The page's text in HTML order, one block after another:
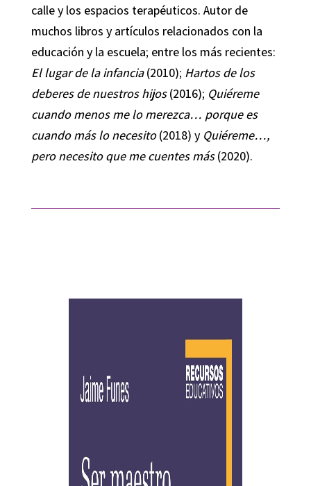
calle y los espacios terapéuticos. Autor de
muchos libros y artículos relacionados con la
educación y la escuela; entre los más recientes:
El lugar de la infancia(2010); Hartos de los
deberes de nuestros hijos(2016); Quiéreme
cuando menos me lo merezca… porque es
cuando más lo necesito(2018) y Quiéreme…,
pero necesito que me cuentes más(2020).